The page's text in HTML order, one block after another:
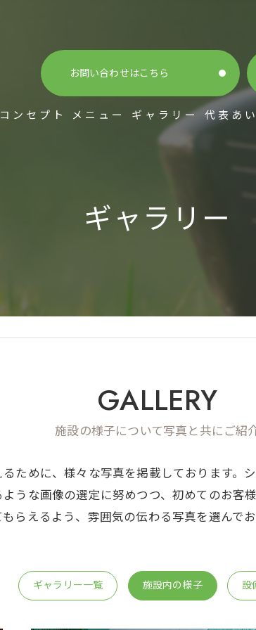
お問い合わせはこちら
ンセプト メニュー ギャラリー 代表あ
ギャラリー
GALLERY
施設の様子について写真と共にご紹
ために、様々な写真を掲載しております。
うな画像の選定に努めつつ、初めてのお客
らえるよう、雰囲気の伝わる写真を選んでお
ギャラリー一覧 施設内の様子 設